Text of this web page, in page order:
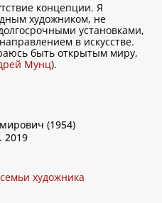
концепции. Я
художником, не
установками,
в искусстве.
быть открытым миру,
Мунц).
(1954)
2019
художника